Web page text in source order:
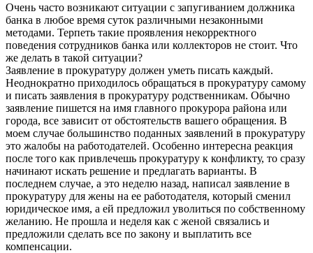
Очень часто возникают ситуации с запугиванием должника
банка в любое время суток различными незаконными
методами. Терпеть такие проявления некорректного
поведения сотрудников банка или коллекторов не стоит. Что
же делать в такой ситуации?
Заявление в прокуратуру должен уметь писать каждый.
Неоднократно приходилось обращаться в прокуратуру самому
и писать заявления в прокуратуру родственникам. Обычно
заявление пишется на имя главного прокурора района или
города, все зависит от обстоятельств вашего обращения. В
моем случае большинство поданных заявлений в прокуратуру
это жалобы на работодателей. Особенно интересна реакция
после того как привлечешь прокуратуру к конфликту, то сразу
начинают искать решение и предлагать варианты. В
последнем случае, а это неделю назад, написал заявление в
прокуратуру для жены на ее работодателя, который сменил
юридическое имя, а ей предложил уволиться по собственному
желанию. Не прошла и неделя как с женой связались и
предложили сделать все по закону и выплатить все
компенсации.